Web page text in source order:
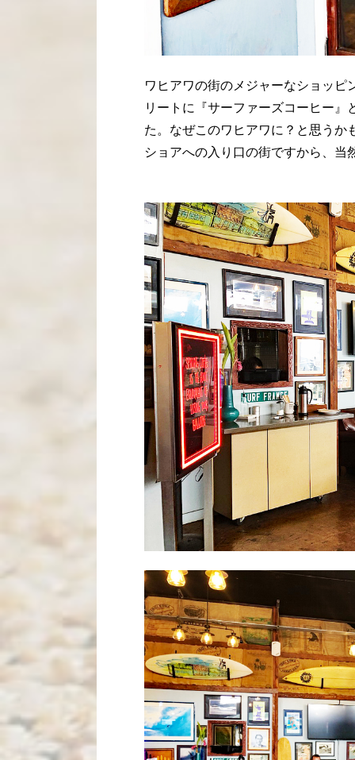
ワヒアワの街のメジャーなショッピ
リートに『サーファーズコーヒー
た。なぜこのワヒアワに？と思うか
ショアへの入り口の街ですから、当